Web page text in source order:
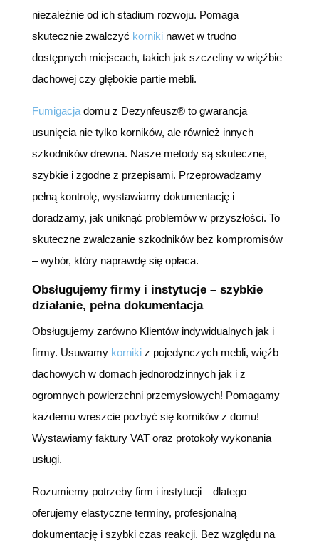
niezależnie od ich stadium rozwoju. Pomaga
skutecznie zwalczyć kornikinawet w trudno
dostępnych miejscach, takich jak szczeliny w więźbie
dachowej czy głębokie partie mebli.
Fumigacjadomu z Dezynfeusz® to gwarancja
usunięcia nie tylko korników, ale również innych
szkodników drewna. Nasze metody są skuteczne,
szybkie i zgodne z przepisami. Przeprowadzamy
pełną kontrolę, wystawiamy dokumentację i
doradzamy, jak uniknąć problemów w przyszłości. To
skuteczne zwalczanie szkodników bez kompromisów
– wybór, który naprawdę się opłaca.
Obsługujemy firmy i instytucje – szybkie
działanie, pełna dokumentacja
Obsługujemy zarówno Klientów indywidualnych jak i
firmy. Usuwamy kornikiz pojedynczych mebli, więźb
dachowych w domach jednorodzinnych jak i z
ogromnych powierzchni przemysłowych! Pomagamy
każdemu wreszcie pozbyć się korników z domu!
Wystawiamy faktury VAT oraz protokoły wykonania
usługi.
Rozumiemy potrzeby firm i instytucji – dlatego
oferujemy elastyczne terminy, profesjonalną
dokumentację i szybki czas reakcji. Bez względu na